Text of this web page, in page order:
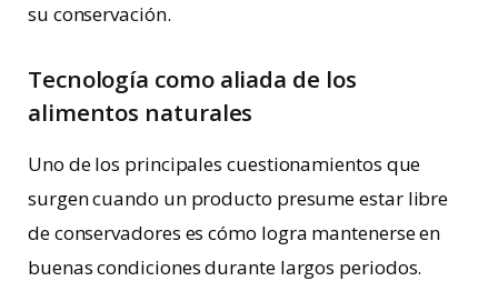
su conservación.
Tecnología como aliada de los
alimentos naturales
Uno de los principales cuestionamientos que
surgen cuando un producto presume estar libre
de conservadores es cómo logra mantenerse en
buenas condiciones durante largos periodos.